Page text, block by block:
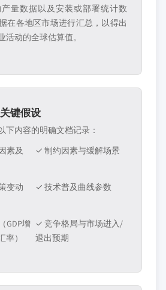
量数据以及安装或部署统计数
在各地区市场进行汇总，以得出
活动的全球估算值。
键假设
下内容的明确文档记录：
素及
✓ 制约因素与缓解场景
变动
✓ 技术普及曲线参数
GDP增
）
✓ 竞争格局与市场进入/
退出预期